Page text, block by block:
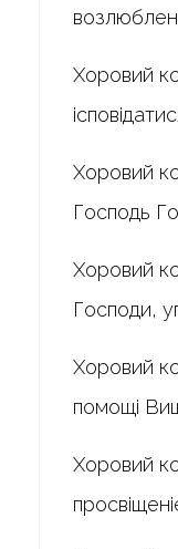
Хоровий
Хоровий
Господь
Хоровий
Господи,
Хоровий
помощі
Хоровий